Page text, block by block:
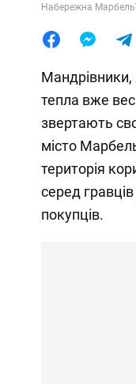
Набережна
тепла вже
звертають
місто
територія
серед
покупців.